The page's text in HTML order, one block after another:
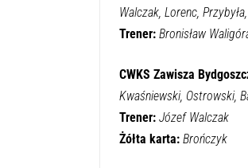
Walczak, Lorenc, Przybyła,
Trener: Bronisław
CWKS Zawisza
Kwaśniewski, Ostrowski,
Trener:Józef Walczak
Żółta karta: Brończyk